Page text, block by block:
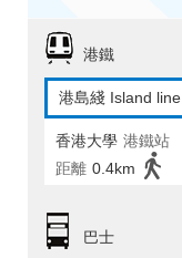
港鐵
港島綫 Island line
香港大學 港鐵站
距離 0.4km
巴士